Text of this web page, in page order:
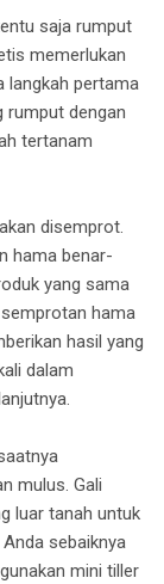
saja rumput
memerlukan
langkah pertama
rumput dengan
tertanam
disemprot.
hama benar-
yang sama
hama
hasil yang
dalam
mulus. Gali
luar tanah untuk
sebaiknya
mini tiller